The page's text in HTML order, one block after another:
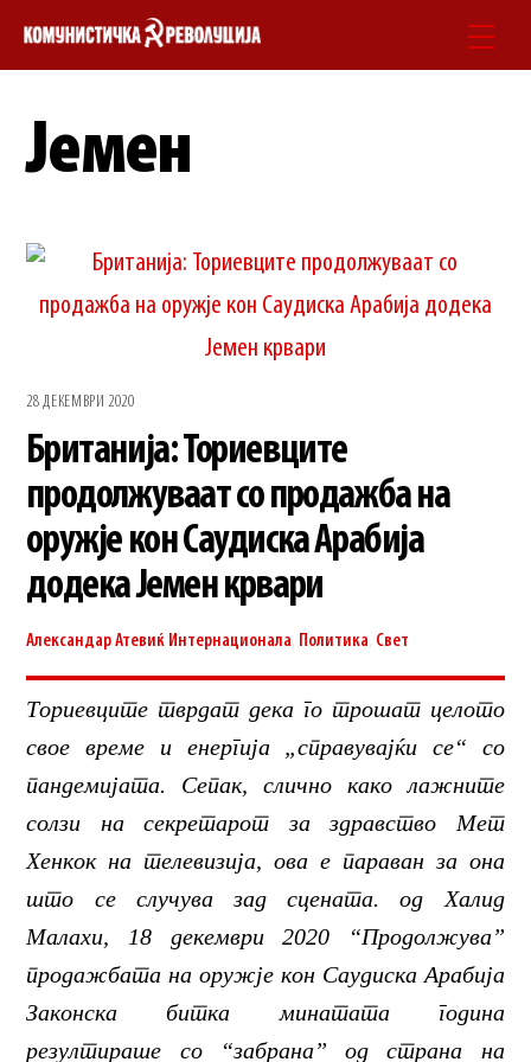
Skip
Јемен
28 ДЕКЕМВРИ 2020
Британија: Ториевците
продолжуваат со продажба на
оружје кон Саудиска Арабија
додека Јемен крвари
Александар Атевиќ Интернационала Политика Свет
Ториевците тврдат дека го трошат целото
свое време и енергија „справувајќи се“ со
пандемијата. Сепак, слично како лажните
солзи на секретарот за здравство Мет
Хенкок на телевизија, ова е параван за она
што се случува зад сцената. од Халид
Малахи, 18 декември 2020 “Продолжува”
продажбата на оружје кон Саудиска Арабија
Законска битка минатата година
резултираше со “забрана” од страна на